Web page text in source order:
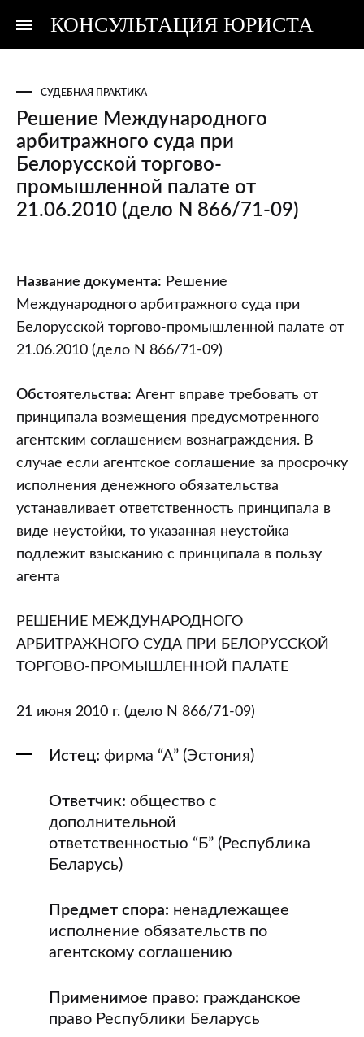
КОНСУЛЬТАЦИЯ ЮРИСТА
Консультация
Консультация
СУДЕБНАЯ ПРАКТИКА
Решение Международного
арбитражного суда при
Белорусской торгово-
промышленной палате от
21.06.2010 (дело N 866/71-09)
Решение
Международного
арбитражного
суда
Белорусской
торгово-
промышленной
палате
от
21.06.2010
(дело
N
866/71-
Название документа: Решение
Международного арбитражного суда при
Белорусской торгово-промышленной палате от
21.06.2010 (дело N 866/71-09)
Обстоятельства: Агент вправе требовать от
принципала возмещения предусмотренного
агентским соглашением вознаграждения. В
случае если агентское соглашение за просрочку
исполнения денежного обязательства
устанавливает ответственность принципала в
виде неустойки, то указанная неустойка
подлежит взысканию с принципала в пользу
агента
РЕШЕНИЕ МЕЖДУНАРОДНОГО
АРБИТРАЖНОГО СУДА ПРИ БЕЛОРУССКОЙ
ТОРГОВО-ПРОМЫШЛЕННОЙ ПАЛАТЕ
21 июня 2010 г. (дело N 866/71-09)
Истец: фирма “А” (Эстония)
Ответчик: общество с
дополнительной
ответственностью “Б” (Республика
Беларусь)
Предмет спора: ненадлежащее
исполнение обязательств по
агентскому соглашению
Применимое право: гражданское
право Республики Беларусь